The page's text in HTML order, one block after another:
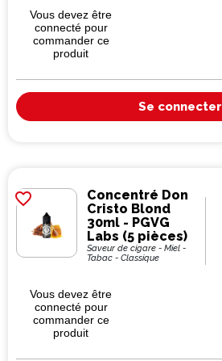
Vous devez être
connecté pour
commander ce
produit
Se connecter
favorite_border
Concentré Don
Cristo Blond
30ml - PGVG
Labs (5 pièces)
Saveur de cigare - Miel -
Tabac - Classique
Vous devez être
connecté pour
commander ce
produit